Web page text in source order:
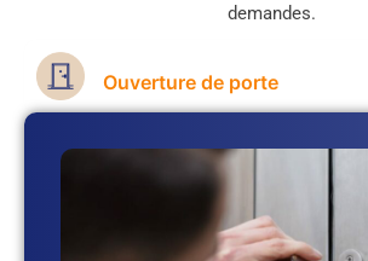
demandes.
Ouverture de porte